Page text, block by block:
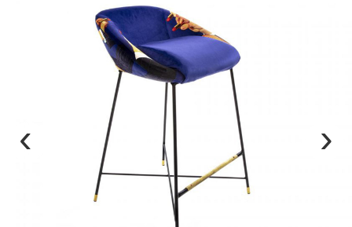
‹ ›